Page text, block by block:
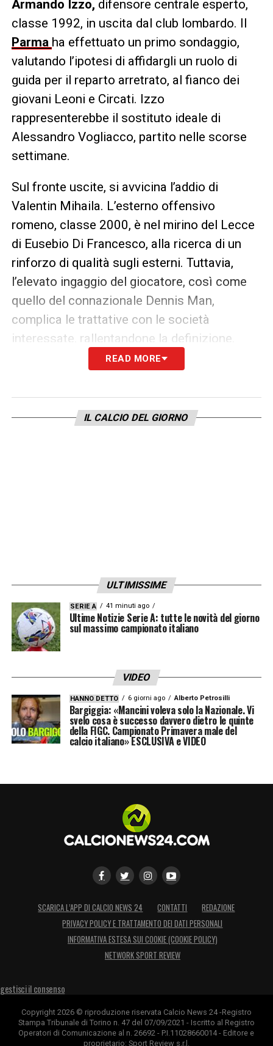
Armando Izzo, difensore centrale esperto,
classe 1992, in uscita dal club lombardo. Il
Parma ha effettuato un primo sondaggio,
valutando l’ipotesi di affidargli un ruolo di
guida per il reparto arretrato, al fianco dei
giovani Leoni e Circati. Izzo
rappresenterebbe il sostituto ideale di
Alessandro Vogliacco, partito nelle scorse
settimane.
Sul fronte uscite, si avvicina l’addio di
Valentin Mihaila. L’esterno offensivo
romeno, classe 2000, è nel mirino del Lecce
di Eusebio Di Francesco, alla ricerca di un
rinforzo di qualità sugli esterni. Tuttavia,
l’elevato ingaggio del giocatore, così come
quello del connazionale Dennis Man,
complica le trattative con le società
interessate, rallentandone la definizione.
Il mercato del Parma resta dunque in fase
le priorità: qualità in attacco, esperienza in
difesa e una gestione oculata degli esuberi.
READ MORE
IL CALCIO DEL GIORNO
ULTIMISSIME
SERIE A 41 minuti ago
Ultime Notizie Serie A: tutte le novità del giorno
sul massimo campionato italiano
VIDEO
HANNO DETTO 6 giorni ago Alberto Petrosilli
Bargiggia: «Mancini voleva solo la Nazionale. Vi
svelo cosa è successo davvero dietro le quinte
della FIGC. Campionato Primavera male del
calcio italiano» ESCLUSIVA e VIDEO
SCARICA L’APP DI CALCIO NEWS 24 CONTATTI
REDAZIONE
PRIVACY POLICY E TRATTAMENTO DEI DATI PERSONALI
INFORMATIVA ESTESA SUI COOKIE (COOKIE POLICY)
NETWORK SPORT REVIEW
gestisci il consenso
Copyright 2026 © riproduzione riservata Calcio News 24 -Registro
Stampa Tribunale di Torino n. 47 del 07/09/2021 - Iscritto al Registro
Operatori di Comunicazione al n. 26692 - P.I.11028660014 - Editore e
proprietario: Sport Review s.r.l.